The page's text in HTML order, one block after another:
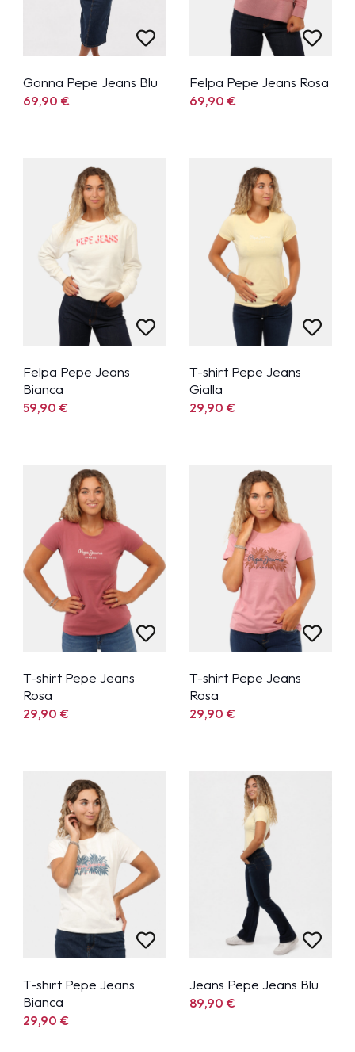
Gonna Pepe Jeans Blu
69,90€
Felpa Pepe Jeans Rosa
69,90€
Felpa Pepe Jeans
Bianca
59,90€
T-shirt Pepe Jeans
Gialla
29,90€
T-shirt Pepe Jeans
Rosa
29,90€
T-shirt Pepe Jeans
Rosa
29,90€
T-shirt Pepe Jeans
Bianca
29,90€
Jeans Pepe Jeans Blu
89,90€